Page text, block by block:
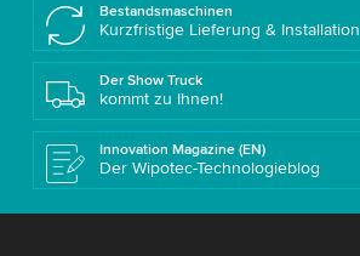
Bestandsmaschinen
Kurzfristige Lieferung & Installation
Der Show Truck
kommt zu Ihnen!
Innovation Magazine (EN)
Der Wipotec-Technologieblog